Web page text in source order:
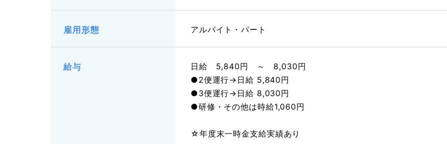
雇用形態 アルバイト・パート
給与
日給 5,840円 ～ 8,030円
●2便運行→日給 5,840円
●3便運行→日給 8,030円
●研修・その他は時給1,060円
☆年度末一時金支給実績あり